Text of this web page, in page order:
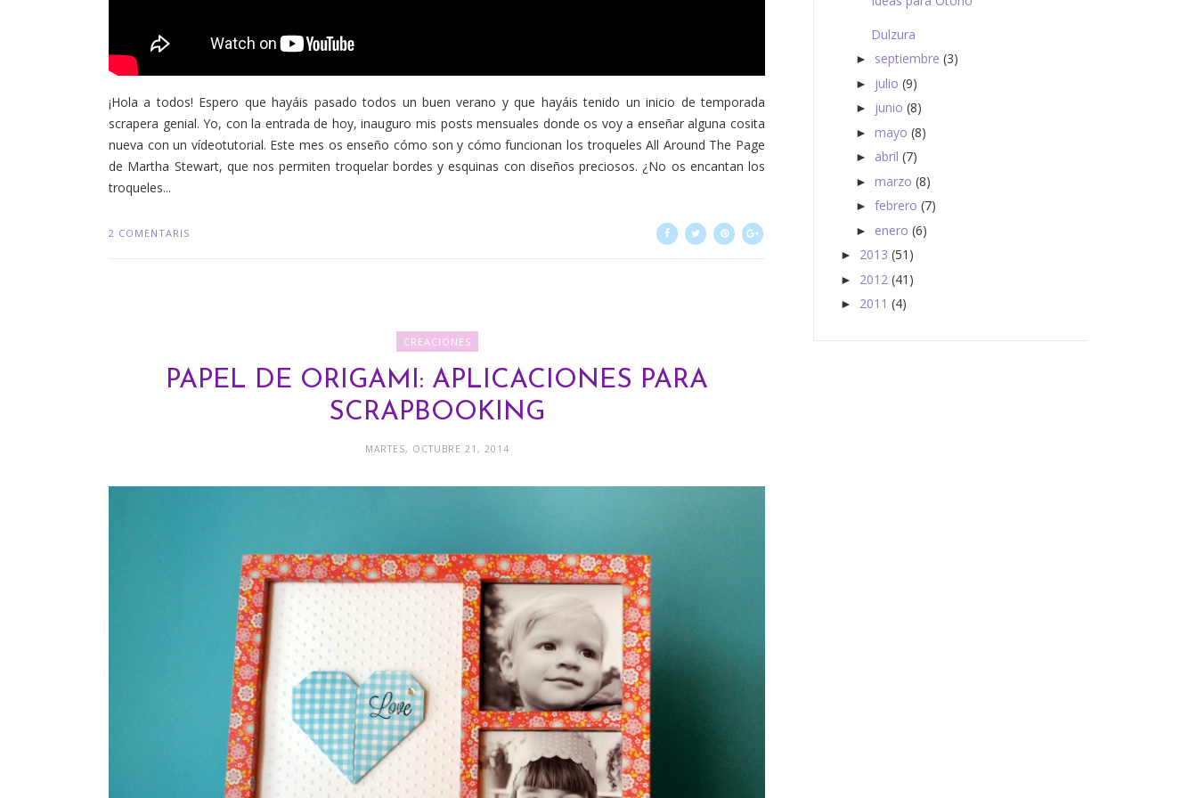
¡Hola a todos! Espero que hayáis pasado todos un buen verano y que hayáis tenido un inicio de temporada
scrapera genial. Yo, con la entrada de hoy, inauguro mis posts mensuales donde os voy a enseñar alguna cosita
nueva con un vídeotutorial. Este mes os enseño cómo son y cómo funcionan los troqueles All Around The Page
de Martha Stewart, que nos permiten troquelar bordes y esquinas con diseños preciosos. ¿No os encantan los
troqueles...
2 COMENTARIS
CREACIONES
PAPEL DE ORIGAMI: APLICACIONES PARA
SCRAPBOOKING
MARTES, OCTUBRE 21, 2014
Dulzura
► septiembre (3)
► julio (9)
► junio (8)
► mayo (8)
► abril (7)
► marzo (8)
► febrero (7)
► enero (6)
► 2013 (51)
► 2012 (41)
► 2011 (4)